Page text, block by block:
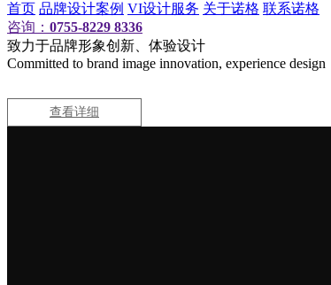
首页 品牌设计案例 VI设计服务 关于诺格 联系诺格
咨询： 0755-8229 8336
致力于品牌形象创新、体验设计
Committed to brand image innovation, experience design
查看详细